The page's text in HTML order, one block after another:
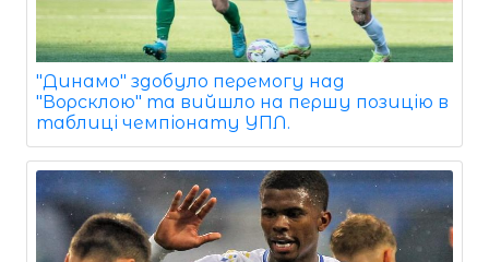
"Динамо" здобуло перемогу над
"Ворсклою" та вийшло на першу позицію в
таблиці чемпіонату УПЛ.